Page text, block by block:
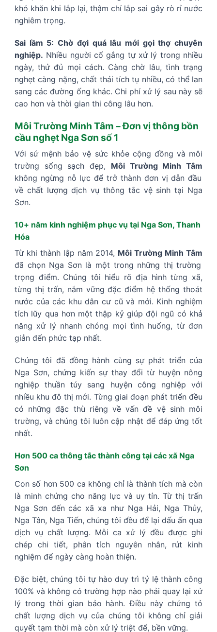
khó khăn khi lắp lại, thậm chí lắp sai gây rò rỉ nước
nghiêm trọng.
Sai lầm 5: Chờ đợi quá lâu mới gọi thợ chuyên
nghiệp. Nhiều người cố gắng tự xử lý trong nhiều
ngày, thử đủ mọi cách. Càng chờ lâu, tình trạng
nghẹt càng nặng, chất thải tích tụ nhiều, có thể lan
sang các đường ống khác. Chi phí xử lý sau này sẽ
cao hơn và thời gian thi công lâu hơn.
Môi Trường Minh Tâm – Đơn vị thông bồn
cầu nghẹt Nga Sơn số 1
Với sứ mệnh bảo vệ sức khỏe cộng đồng và môi
trường sống sạch đẹp, Môi Trường Minh Tâm
không ngừng nỗ lực để trở thành đơn vị dẫn đầu
về chất lượng dịch vụ thông tắc vệ sinh tại Nga
Sơn.
10+ năm kinh nghiệm phục vụ tại Nga Sơn, Thanh
Hóa
Từ khi thành lập năm 2014, Môi Trường Minh Tâm
đã chọn Nga Sơn là một trong những thị trường
trọng điểm. Chúng tôi hiểu rõ địa hình từng xã,
từng thị trấn, nắm vững đặc điểm hệ thống thoát
nước của các khu dân cư cũ và mới. Kinh nghiệm
tích lũy qua hơn một thập kỷ giúp đội ngũ có khả
năng xử lý nhanh chóng mọi tình huống, từ đơn
giản đến phức tạp nhất.
Chúng tôi đã đồng hành cùng sự phát triển của
Nga Sơn, chứng kiến sự thay đổi từ huyện nông
nghiệp thuần túy sang huyện công nghiệp với
nhiều khu đô thị mới. Từng giai đoạn phát triển đều
có những đặc thù riêng về vấn đề vệ sinh môi
trường, và chúng tôi luôn cập nhật để đáp ứng tốt
nhất.
Hơn 500 ca thông tắc thành công tại các xã Nga
Sơn
Con số hơn 500 ca không chỉ là thành tích mà còn
là minh chứng cho năng lực và uy tín. Từ thị trấn
Nga Sơn đến các xã xa như Nga Hải, Nga Thủy,
Nga Tân, Nga Tiến, chúng tôi đều để lại dấu ấn qua
dịch vụ chất lượng. Mỗi ca xử lý đều được ghi
chép chi tiết, phân tích nguyên nhân, rút kinh
nghiệm để ngày càng hoàn thiện.
Đặc biệt, chúng tôi tự hào duy trì tỷ lệ thành công
100% và không có trường hợp nào phải quay lại xử
lý trong thời gian bảo hành. Điều này chứng tỏ
chất lượng dịch vụ của chúng tôi không chỉ giải
quyết tạm thời mà còn xử lý triệt để, bền vững.